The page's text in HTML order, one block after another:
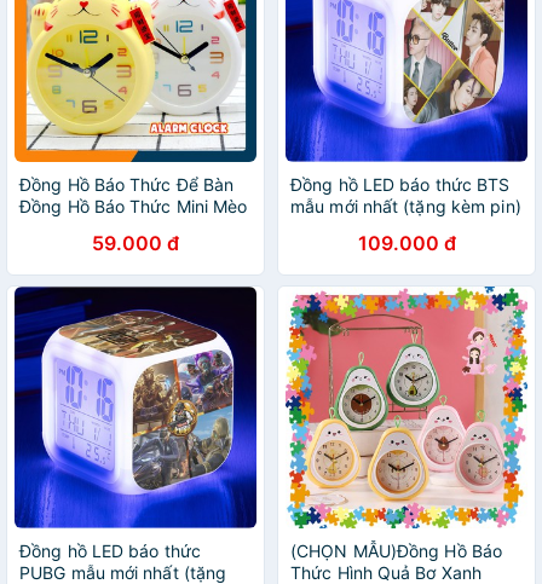
Đồng Hồ Báo Thức Để Bàn
Đồng Hồ Báo Thức Mini Mèo
59.000 đ
Đồng hồ LED báo thức BTS
mẫu mới nhất (tặng kèm pin)
109.000 đ
Đồng hồ LED báo thức
PUBG mẫu mới nhất (tặng
(CHỌN MẪU)Đồng Hồ Báo
Thức Hình Quả Bơ Xanh